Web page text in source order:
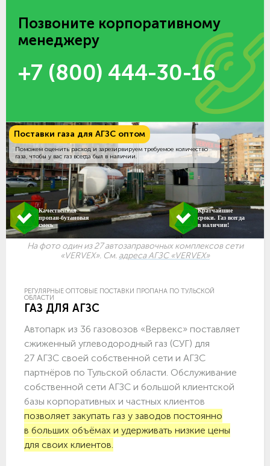
Позвоните корпоративному
менеджеру
+7 (800) 444-30-16
Поставки газа для АГЗС оптом
Поможем оценить расход и зарезирвируем требуемое количество
газа, чтобы у вас газ всегда был в наличии.
Качественная
пропан-бутановая
смесь
Кратчайшие
сроки. Газ всегда
в наличии!
На фото один из 27 автозаправочных комплексов сети
«VERVEX». См. адреса АГЗС «VERVEX»
РЕГУЛЯРНЫЕ ОПТОВЫЕ ПОСТАВКИ ПРОПАНА ПО ТУЛЬСКОЙ
ОБЛАСТИ
ГАЗ ДЛЯ АГЗС
Автопарк из 36 газовозов «Вервекс» поставляет
сжиженный углеводородный газ (СУГ) для
27 АГЗС своей собственной сети и АГЗС
партнёров по Тульской области. Обслуживание
собственной сети АГЗС и большой клиентской
базы корпоративных и частных клиентов
позволяет закупать газ у заводов постоянно
в больших объёмах и удерживать низкие цены
для своих клиентов.